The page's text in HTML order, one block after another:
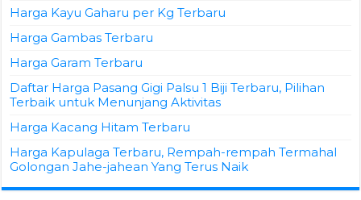
Harga Kayu Gaharu per Kg Terbaru
Harga Gambas Terbaru
Harga Garam Terbaru
Daftar Harga Pasang Gigi Palsu 1 Biji Terbaru, Pilihan
Terbaik untuk Menunjang Aktivitas
Harga Kacang Hitam Terbaru
Harga Kapulaga Terbaru, Rempah-rempah Termahal
Golongan Jahe-jahean Yang Terus Naik